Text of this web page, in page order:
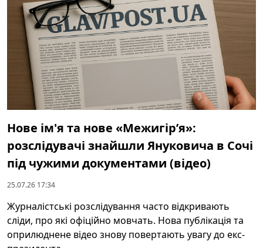
Нове ім'я та нове «Межигір’я»:
розслідувачі знайшли Януковича в Сочі
під чужими документами (відео)
25.07.26 17:34
Журналістські розслідування часто відкривають
сліди, про які офіційно мовчать. Нова публікація та
оприлюднене відео знову повертають увагу до екс-